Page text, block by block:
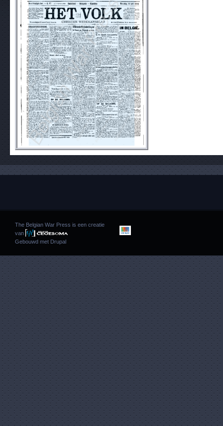
The Belgian War Press is een creatie
van
Gebouwd met Drupal